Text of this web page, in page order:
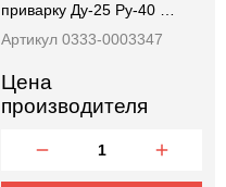
приварку Ду-25 Ру-40 …
Артикул 0333-0003347
Цена
производителя